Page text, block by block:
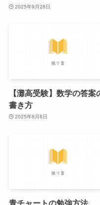
2025年9月28日
【灘高受験】数学の答案
書き方
2025年8月6日
青チャートの勉強方法